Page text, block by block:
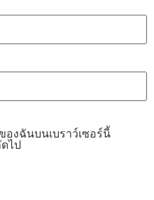
งฉันบนเบราว์เซอร์นี้
ไป